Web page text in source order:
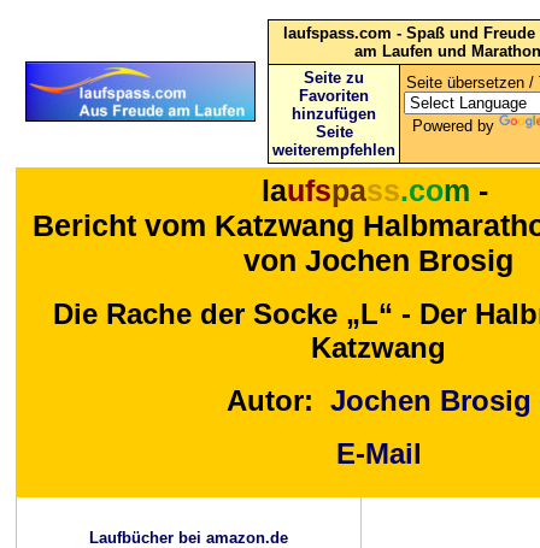
laufspass.com - Spaß und
am Laufen und Marathon
Seite zu
Favoriten
hinzufügen
Seite
weiterempfehlen
Seite übersetzen /
Powered by
laufspass.com -
Bericht vom Katzwang
von Jochen Brosig
Die Rache der Socke „L“ - Der
Katzwang
Autor: Jochen Brosig
E-Mail
Laufbücher bei amazon.de